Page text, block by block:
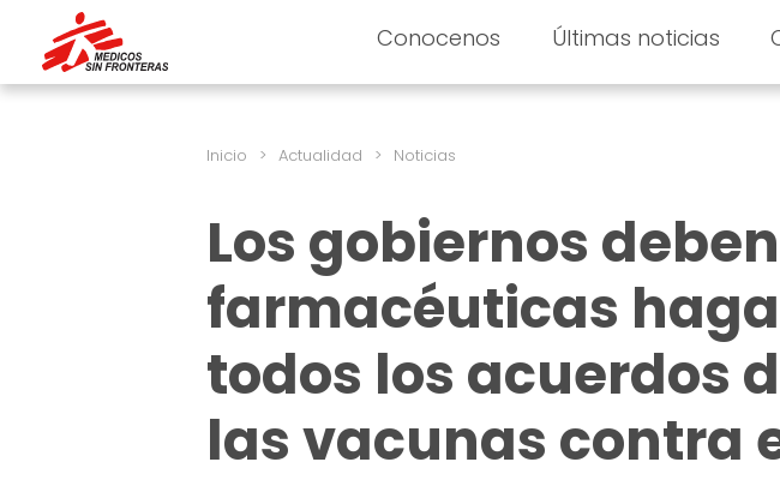
Conocenos Últimas noticias
Inicio > Actualidad > Noticias
Los gobiernos
farmacéuticas
todos los acuerdos
las vacunas contra